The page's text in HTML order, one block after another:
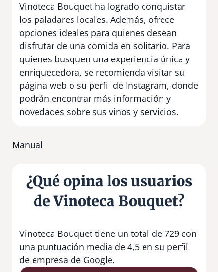
Vinoteca Bouquet ha logrado conquistar
los paladares locales. Además, ofrece
opciones ideales para quienes desean
disfrutar de una comida en solitario. Para
quienes busquen una experiencia única y
enriquecedora, se recomienda visitar su
página web o su perfil de Instagram, donde
podrán encontrar más información y
novedades sobre sus vinos y servicios.
Manual
¿Qué opina los usuarios
de Vinoteca Bouquet?
Vinoteca Bouquet tiene un total de 729 con
una puntuación media de 4,5 en su perfil
de empresa de Google.